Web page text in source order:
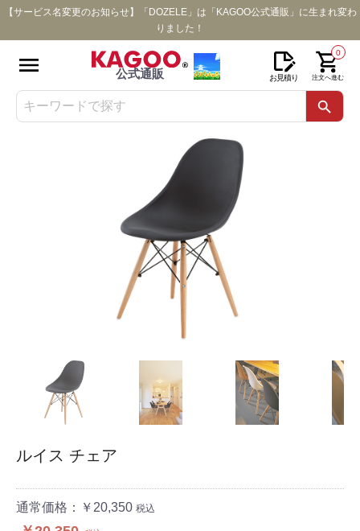
【サービス名変更のお知らせ】「DOZELE」は「KAGOO公式通販」に生まれ変わ
りました！
公式通販 お見積り
0
注文へ進む
ルイス チェア
通常価格：￥20,350 税込